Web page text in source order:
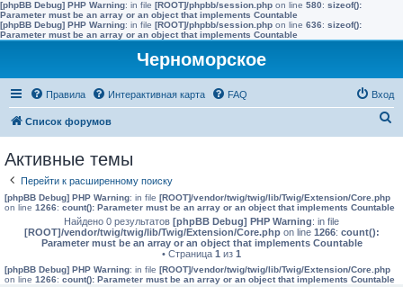
[phpBB Debug] PHP Warning: in file [ROOT]/phpbb/session.php on line 580: sizeof():
Parameter must be an array or an object that implements Countable
[phpBB Debug] PHP Warning: in file [ROOT]/phpbb/session.php on line 636: sizeof():
Parameter must be an array or an object that implements Countable
Черноморское
Правила Интерактивная карта FAQ Вход
Список форумов
к
Активные темы
Перейти к расширенному поиску
[phpBB Debug] PHP Warning: in file [ROOT]/vendor/twig/twig/lib/Twig/Extension/Core.php
on line 1266: count(): Parameter must be an array or an object that implements Countable
Найдено 0 результатов [phpBB Debug] PHP Warning: in file
[ROOT]/vendor/twig/twig/lib/Twig/Extension/Core.phpon line 1266: count():
Parameter must be an array or an object that implements Countable
• Страница 1 из 1
[phpBB Debug] PHP Warning: in file [ROOT]/vendor/twig/twig/lib/Twig/Extension/Core.php
on line 1266: count(): Parameter must be an array or an object that implements Countable